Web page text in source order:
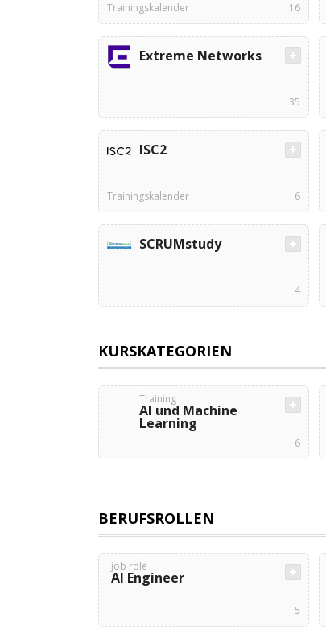
Trainingskalender 16
Extreme Networks
35
ISC2
Trainingskalender 6
SCRUMstudy
4
KURSKATEGORIEN
Training
AI und Machine
Learning
6
BERUFSROLLEN
job role
AI Engineer
5